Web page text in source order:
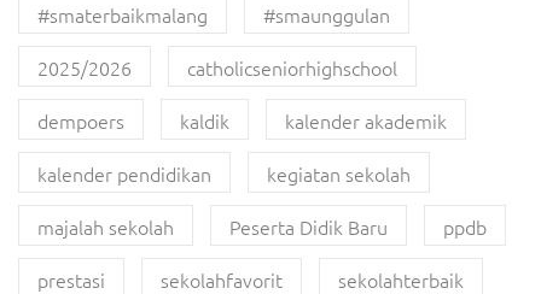
#smaterbaikmalang
#smaunggulan
2025/2026
catholicseniorhighschool
dempoers
kaldik
kalender akademik
kalender pendidikan
kegiatan sekolah
majalah sekolah
Peserta Didik Baru
ppdb
prestasi
sekolahfavorit
sekolahterbaik